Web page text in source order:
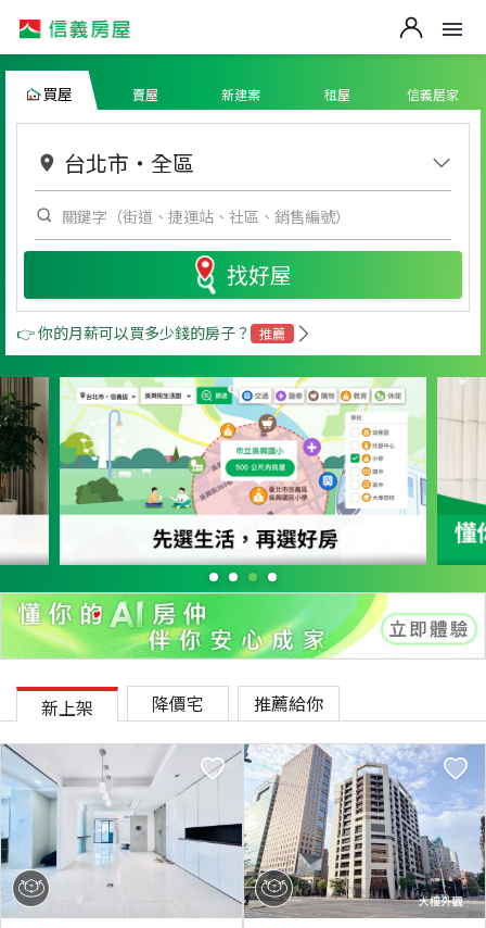
買屋 賣屋 新建案 租屋 信義居家
台北市 ・ 全區
找好屋
👉 你的月薪可以買多少錢的房子？ 推薦
新上架 降價宅 推薦給你